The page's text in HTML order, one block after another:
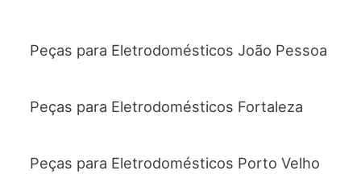
Peças para Eletrodomésticos João Pessoa
Peças para Eletrodomésticos Fortaleza
Peças para Eletrodomésticos Porto Velho